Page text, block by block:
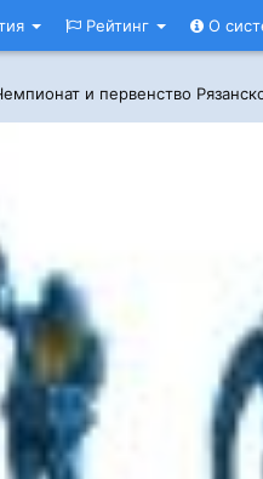
Рейтинг О
и первенство